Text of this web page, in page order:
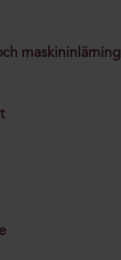
maskininlärning